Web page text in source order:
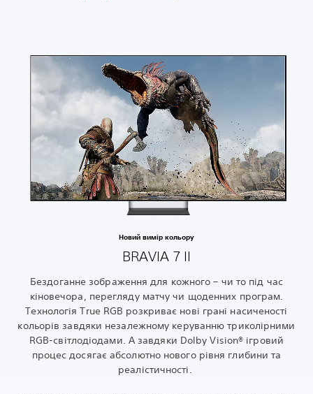
Новий вимір кольору
BRAVIA 7 II
Бездоганне зображення для кожного – чи то під час
кіновечора, перегляду матчу чи щоденних програм.
Технологія True RGB розкриває нові грані насиченості
кольорів завдяки незалежному керуванню триколірними
RGB-світлодіодами. А завдяки Dolby Vision® ігровий
процес досягає абсолютно нового рівня глибини та
реалістичності.